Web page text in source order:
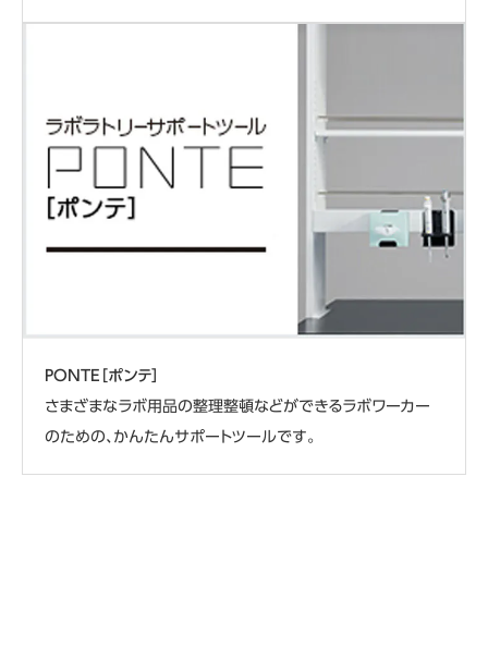
PONTE［ポンテ］
さまざまなラボ用品の整理整頓などができるラボワーカー
のための、かんたんサポートツールです。